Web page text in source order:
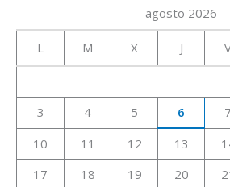
agosto 2026
L M X J
3
4 5 6 7
10
11 12 13
17
18 19 20